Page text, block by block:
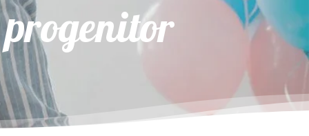
progenitor